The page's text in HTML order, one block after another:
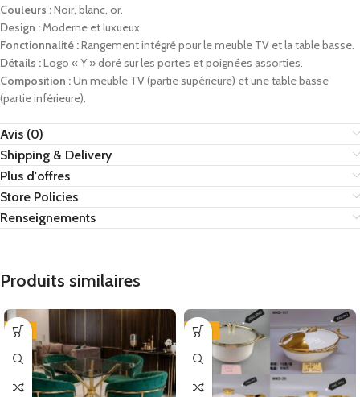
Couleurs :Noir, blanc, or.
Design :Moderne et luxueux.
Fonctionnalité :Rangement intégré pour le meuble TV et la table basse.
Détails :Logo « Y » doré sur les portes et poignées assorties.
Composition :Un meuble TV (partie supérieure) et une table basse
(partie inférieure).
Avis (0)
Shipping & Delivery
Plus d'offres
Store Policies
Renseignements
Produits similaires
-8% -25%